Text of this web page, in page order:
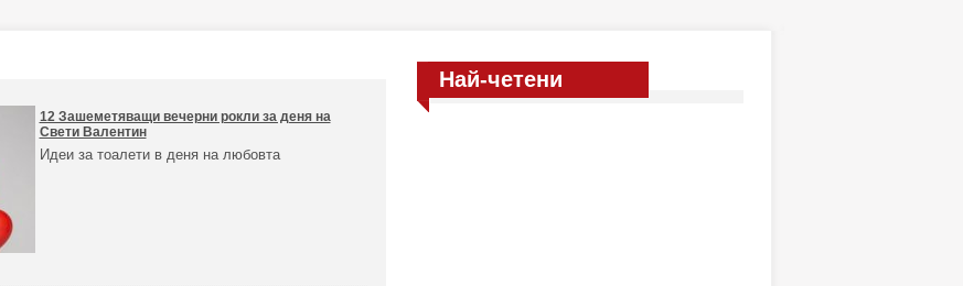
12 Зашеметяващи вечерни рокли за деня на
Свети Валентин
Идеи за тоалети в деня на любовта
Най-четени